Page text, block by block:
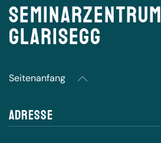
Seminarzentrum
Glarisegg
Seitenanfang
Adresse